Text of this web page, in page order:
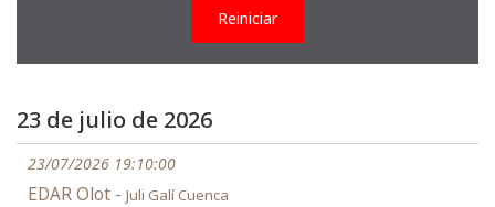
Reiniciar
23 de julio de 2026
23/07/2026 19:10:00
EDAR Olot - Juli Galí Cuenca